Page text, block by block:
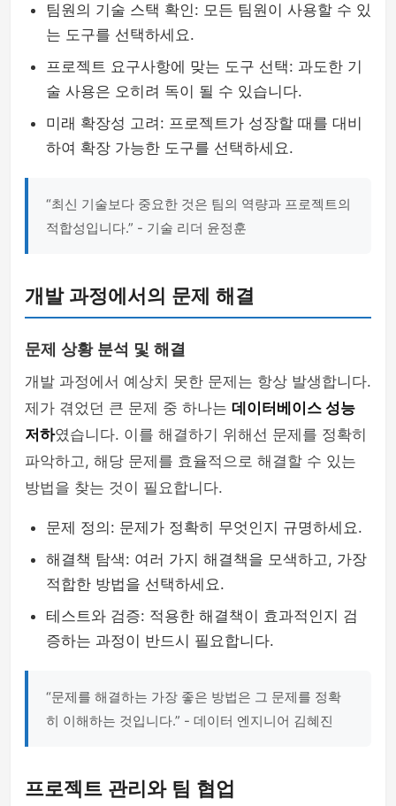
팀원의 기술 스택 확인: 모든 팀원이 사용할 수 있
는 도구를 선택하세요.
프로젝트 요구사항에 맞는 도구 선택: 과도한 기
술 사용은 오히려 독이 될 수 있습니다.
미래 확장성 고려: 프로젝트가 성장할 때를 대비
하여 확장 가능한 도구를 선택하세요.
“최신 기술보다 중요한 것은 팀의 역량과 프로젝트의
적합성입니다.” - 기술 리더 윤정훈
개발 과정에서의 문제 해결
문제 상황 분석 및 해결
개발 과정에서 예상치 못한 문제는 항상 발생합니다.
제가 겪었던 큰 문제 중 하나는 데이터베이스 성능
저하였습니다. 이를 해결하기 위해선 문제를 정확히
파악하고, 해당 문제를 효율적으로 해결할 수 있는
방법을 찾는 것이 필요합니다.
문제 정의: 문제가 정확히 무엇인지 규명하세요.
해결책 탐색: 여러 가지 해결책을 모색하고, 가장
적합한 방법을 선택하세요.
테스트와 검증: 적용한 해결책이 효과적인지 검
증하는 과정이 반드시 필요합니다.
“문제를 해결하는 가장 좋은 방법은 그 문제를 정확
히 이해하는 것입니다.” - 데이터 엔지니어 김혜진
프로젝트 관리와 팀 협업